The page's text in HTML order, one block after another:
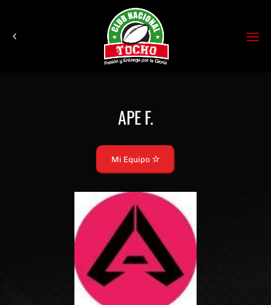
APE F.
Mi Equipo